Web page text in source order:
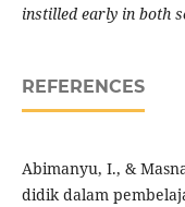
instilled early in both
REFERENCES
Abimanyu, I., &
didik dalam